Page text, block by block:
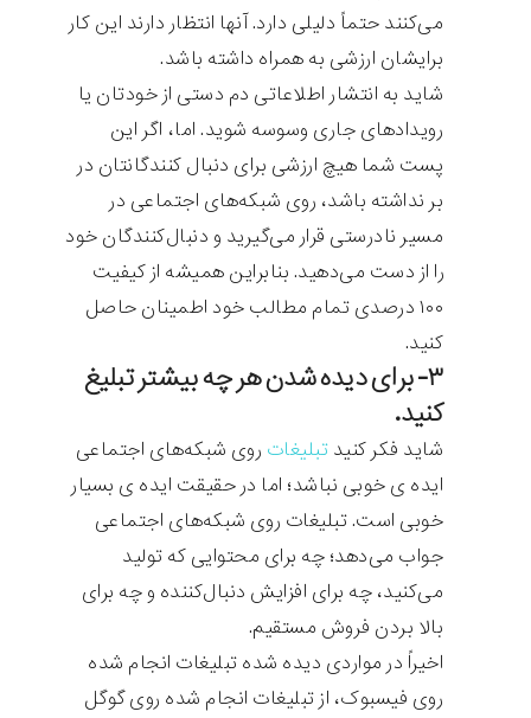
می‌کنند حتماً دلیلی دارد. آنها انتظار دارند این کار
برایشان ارزشی به همراه داشته باشد.
شاید به انتشار اطلاعاتی دم دستی از خودتان یا
رویداد‌های جاری وسوسه شوید. اما، اگر این
پست شما هیچ ارزشی برای دنبال کنندگانتان در
بر نداشته باشد، روی شبکه‌های اجتماعی در
مسیر نادرستی قرار می‌گیرید و دنبال‌کنندگان خود
را از دست می‌دهید. بنابراین همیشه از کیفیت
۱۰۰ درصدی تمام مطالب خود اطمینان حاصل
کنید.
۳- برای دیده شدن هر چه بیشتر تبلیغ
کنید.
شاید فکر کنید تبلیغات روی شبکه‌های اجتماعی
ایده ی خوبی نباشد؛ اما در حقیقت ایده ی بسیار
خوبی است. تبلیغات روی شبکه‌های اجتماعی
جواب می‌دهد؛ چه برای محتوایی که تولید
می‌کنید، چه برای افزایش دنبال‌کننده و چه برای
بالا بردن فروش مستقیم.
اخیراً در مواردی دیده شده تبلیغات انجام شده
روی فیسبوک، از تبلیغات انجام شده روی گوگل